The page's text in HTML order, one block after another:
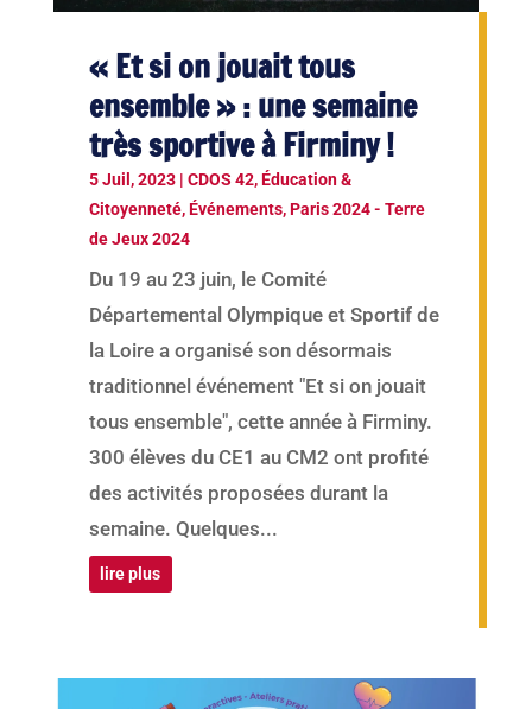
« Et si on jouait tous
ensemble » : une semaine
très sportive à Firminy !
5 Juil, 2023| CDOS 42,Éducation &
Citoyenneté,Événements,Paris 2024 - Terre
de Jeux 2024
Du 19 au 23 juin, le Comité
Départemental Olympique et Sportif de
la Loire a organisé son désormais
traditionnel événement "Et si on jouait
tous ensemble", cette année à Firminy.
300 élèves du CE1 au CM2 ont profité
des activités proposées durant la
semaine. Quelques...
lire plus